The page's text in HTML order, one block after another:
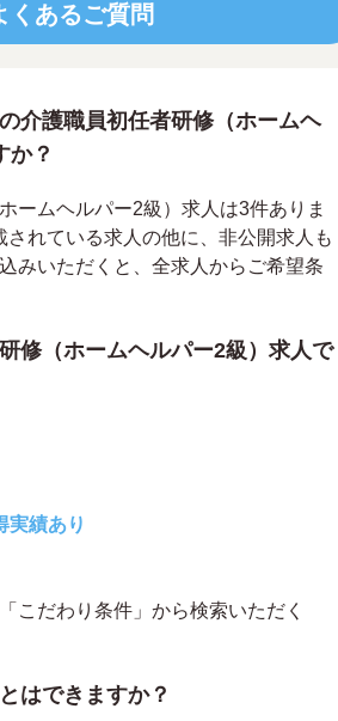
くあるご質問
介護職員初任者研修（ホームヘ
か？
ームヘルパー2級）求人は3件ありま
れている求人の他に、非公開求人も
みいただくと、全求人からご希望条
修（ホームヘルパー2級）求人で
実績あり
こだわり条件」から検索いただく
はできますか？